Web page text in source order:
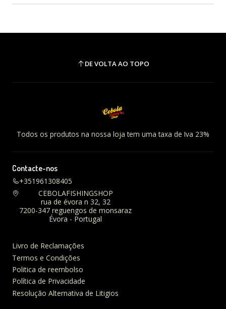
DE VOLTA AO TOPO
Todos os produtos na nossa loja tem uma taxa de Iva 23%
Contacte-nos
+351961308405
CEBOLAFISHINGSHOP
rua de évora n 32, 32
7200-347 reguengos de monsaraz
Évora - Portugal
Livro de Reclamações
Termos e Condições
Politica de reembolso
Política de Privacidade
Resolução Alternativa de Litigios